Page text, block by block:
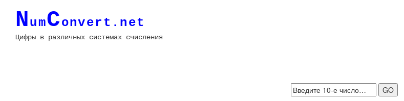
NumConvert.net
Цифры в различных системах счисления